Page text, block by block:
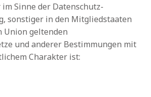
Sinne der Datenschutz-
sonstiger in den Mitgliedstaaten
Union geltenden
und anderer Bestimmungen mit
Charakter ist: